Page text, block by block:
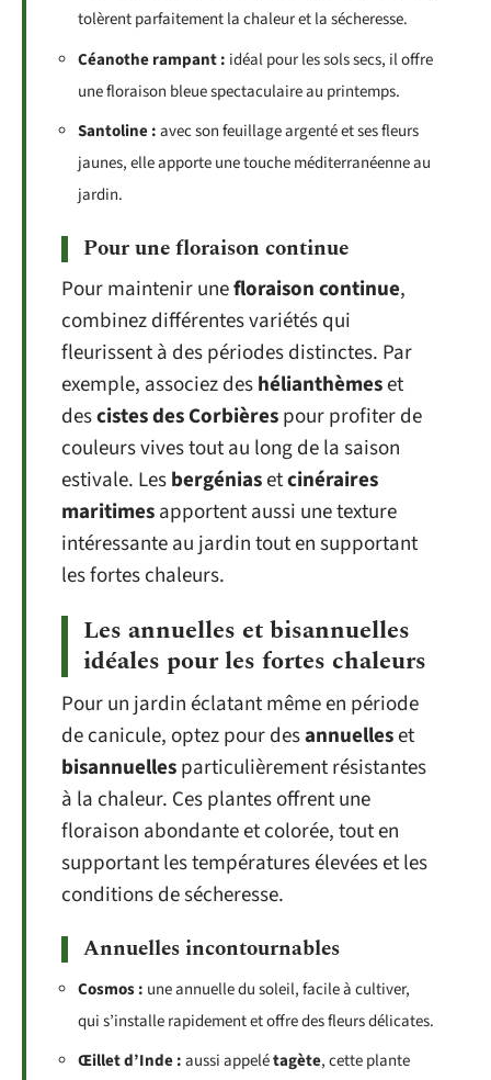
tolèrent parfaitement la chaleur et la sécheresse.
Céanothe rampant : idéal pour les sols secs, il offre
une floraison bleue spectaculaire au printemps.
Santoline :avec son feuillage argenté et ses fleurs
jaunes, elle apporte une touche méditerranéenne au
jardin.
Pour une floraison continue
Pour maintenir unefloraison continue,
combinez différentes variétés qui
fleurissent à des périodes distinctes. Par
exemple, associez deshélianthèmeset
descistes des Corbièrespour profiter de
couleurs vives tout au long de la saison
estivale. Lesbergéniasetcinéraires
maritimesapportent aussi une texture
intéressante au jardin tout en supportant
les fortes chaleurs.
Les annuelles et bisannuelles
idéales pour les fortes chaleurs
Pour un jardin éclatant même en période
de canicule, optez pour desannuelleset
bisannuellesparticulièrement résistantes
à la chaleur. Ces plantes offrent une
floraison abondante et colorée, tout en
supportant les températures élevées et les
conditions de sécheresse.
Annuelles incontournables
Cosmos : une annuelle du soleil, facile à cultiver,
qui s’installe rapidement et offre des fleurs délicates.
Œillet d’Inde :aussi appelétagète, cette plante